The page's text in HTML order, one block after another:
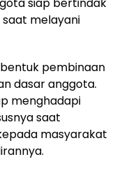
siap bertindak
saat melayani
pembinaan
dasar anggota.
menghadapi
saat
masyarakat